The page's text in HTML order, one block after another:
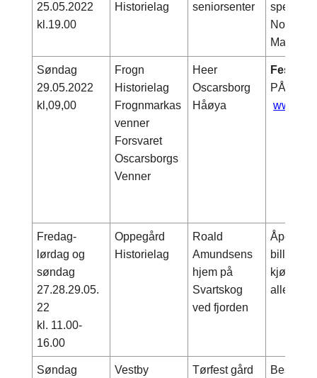
25.05.2022
kl.19.00
Historielag
seniorsenter
Mamen
Søndag
29.05.2022
kl,09,00
Frogn
Historielag
Frognmarkas
venner
Forsvaret
Oscarsborgs
Venner
Heer
Oscarsborg
Håøya
Fredag-
lørdag og
søndag
27.28.29.05.
22
kl. 11.00-
16.00
Oppegård
Historielag
Roald
Amundsens
hjem på
Svartskog
ved fjorden
Åpent
billetter
kjøpes
alle tre
Søndag
Vestby
Tørfest gård
Besøke